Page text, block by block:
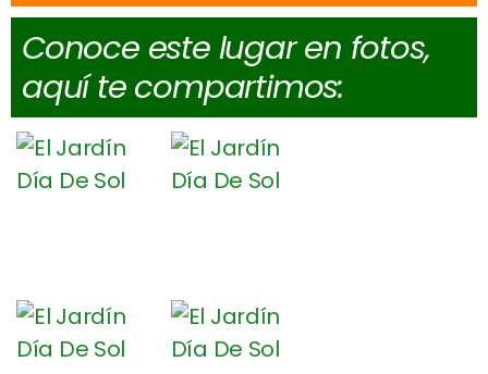
Conoce este lugar en fotos,
aquí te compartimos: